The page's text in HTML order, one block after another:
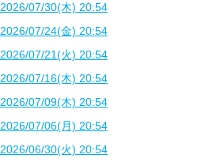
2026/07/30(木) 20:54
2026/07/24(金) 20:54
2026/07/21(火) 20:54
2026/07/16(木) 20:54
2026/07/09(木) 20:54
2026/07/06(月) 20:54
2026/06/30(火) 20:54